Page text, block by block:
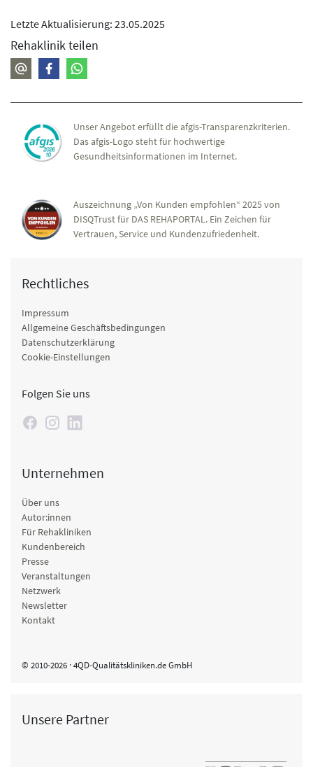
Letzte Aktualisierung: 23.05.2025
Rehaklinik teilen
Unser Angebot erfüllt die afgis-Transparenzkriterien.
Das afgis-Logo steht für hochwertige
Gesundheitsinformationen im Internet.
Auszeichnung „Von Kunden empfohlen“ 2025 von
DISQTrust für DAS REHAPORTAL. Ein Zeichen für
Vertrauen, Service und Kundenzufriedenheit.
Rechtliches
Impressum
Allgemeine Geschäftsbedingungen
Datenschutzerklärung
Cookie-Einstellungen
Folgen Sie uns
Unternehmen
Über uns
Autor:innen
Für Rehakliniken
Kundenbereich
Presse
Veranstaltungen
Netzwerk
Newsletter
Kontakt
© 2010-2026 · 4QD-Qualitätskliniken.de GmbH
Unsere Partner